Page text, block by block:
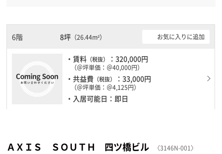
6階 8坪（26.44m²） お気に入りに追加
・賃料 （税抜） ：320,000円
（＠坪単価：＠40,000円）
・共益費 （税抜） ：33,000円
（＠坪単価：＠4,125円）
・入居可能日：即日
ＡＸＩＳ ＳＯＵＴＨ 四ツ橋ビル 〈3146N-001〉